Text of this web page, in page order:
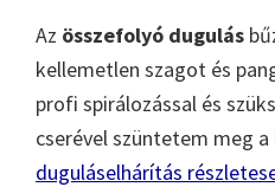
Az összefolyó dugulás
kellemetlen szagot és
profi spirálozással és
cserével szüntetem meg a
duguláselhárítás